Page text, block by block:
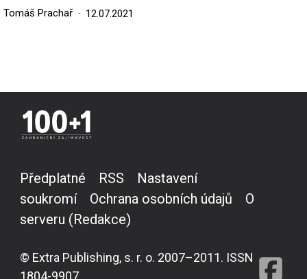
Tomáš Prachař 12.07.2021
Předplatné RSS
Nastavení
soukromí
Ochrana osobních údajů
O
serveru (Redakce)
© Extra Publishing, s. r. o. 2007–2011. ISSN
1804-9907